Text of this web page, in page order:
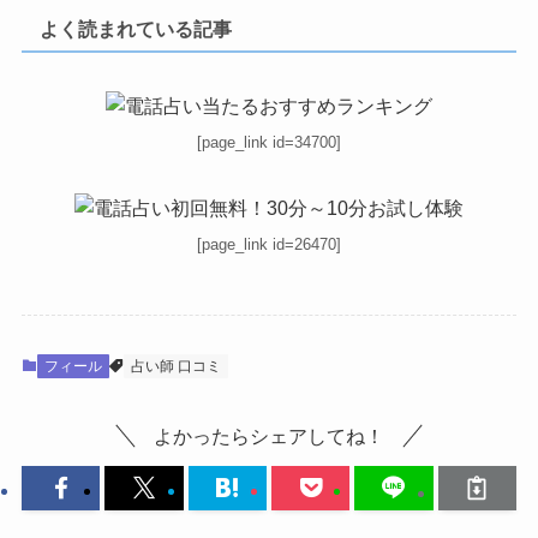
よく読まれている記事
[page_link id=34700]
[page_link id=26470]
フィール 占い師 口コミ
よかったらシェアしてね！